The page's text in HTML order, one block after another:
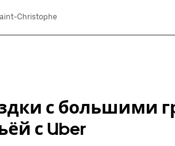
Christophe
с большими
с Uber